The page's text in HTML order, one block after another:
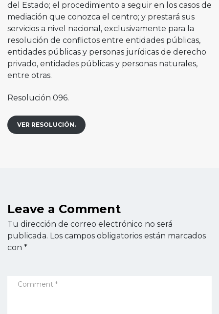
del Estado; el procedimiento a seguir en los casos de
mediación que conozca el centro; y prestará sus
servicios a nivel nacional, exclusivamente para la
resolución de conflictos entre entidades públicas,
entidades públicas y personas jurídicas de derecho
privado, entidades públicas y personas naturales,
entre otras.
Resolución 096.
VER RESOLUCIÓN.
Leave a Comment
Tu dirección de correo electrónico no será
publicada. Los campos obligatorios están marcados
con *